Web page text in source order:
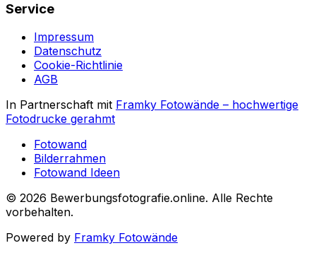
Service
Impressum
Datenschutz
Cookie-Richtlinie
AGB
In Partnerschaft mit Framky Fotowände – hochwertige
Fotodrucke gerahmt
Fotowand
Bilderrahmen
Fotowand Ideen
© 2026 Bewerbungsfotografie.online. Alle Rechte
vorbehalten.
Powered by Framky Fotowände